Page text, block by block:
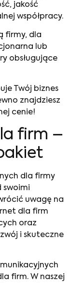
jakość
współpracy.
firmy, dla
lub
obsługujące
Twój biznes
znajdziesz
cenie!
firm –
dla firmy
swoimi
uwagę na
dla firm
oraz
i skuteczne
firm. W naszej